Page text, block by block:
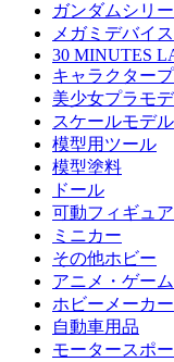
ガンダムシリ
メガミデバイス
30 MINUTES
キャラクター
美少女プラモ
スケールモデル
模型用ツール
模型塗料
ドール
可動フィギュ
ミニカー
その他ホビー
アニメ・ゲー
ホビーメーカー
自動車用品
モータースポ